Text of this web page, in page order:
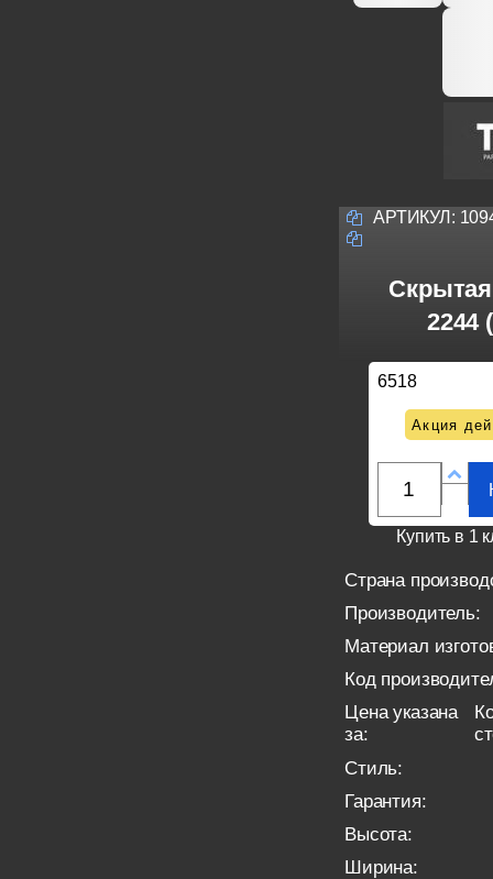
АРТИКУЛ:
2244
6518
Акция
Купить в 1
Страна
Производитель:
Материал
Код
Цена указана
за:
Стиль:
Гарантия:
Высота:
Ширина: